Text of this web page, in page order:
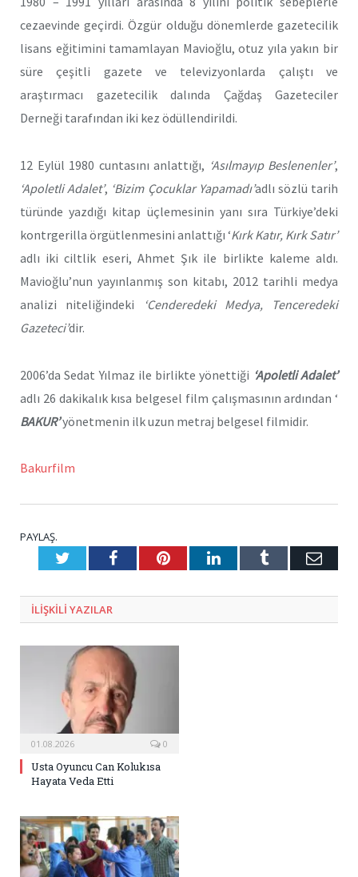
cezaevinde geçirdi. Özgür olduğu dönemlerde gazetecilik
lisans eğitimini tamamlayan Mavioğlu, otuz yıla yakın bir
süre çeşitli gazete ve televizyonlarda çalıştı ve
araştırmacı gazetecilik dalında Çağdaş Gazeteciler
Derneği tarafından iki kez ödüllendirildi.
12 Eylül 1980 cuntasını anlattığı, ‘Asılmayıp Beslenenler’,
‘Apoletli Adalet’, ‘Bizim Çocuklar Yapamadı’adlı sözlü tarih
türünde yazdığı kitap üçlemesinin yanı sıra Türkiye’deki
kontrgerilla örgütlenmesini anlattığı ‘Kırk Katır, Kırk Satır’
adlı iki ciltlik eseri, Ahmet Şık ile birlikte kaleme aldı.
Mavioğlu’nun yayınlanmış son kitabı, 2012 tarihli medya
analizi niteliğindeki
‘Cenderedeki Medya, Tenceredeki
Gazeteci’dir.
2006’da Sedat Yılmaz ile birlikte yönettiği ‘Apoletli Adalet’
adlı 26 dakikalık kısa belgesel film çalışmasının ardından ‘
BAKUR’yönetmenin ilk uzun metraj belgesel filmidir.
Bakurfilm
PAYLAŞ.
TwitterFacebookPinterestLinkedInTumblr E-
ILIŞKILI YAZILAR
01.08.2026 0
Usta Oyuncu Can Kolukısa
Hayata Veda Etti